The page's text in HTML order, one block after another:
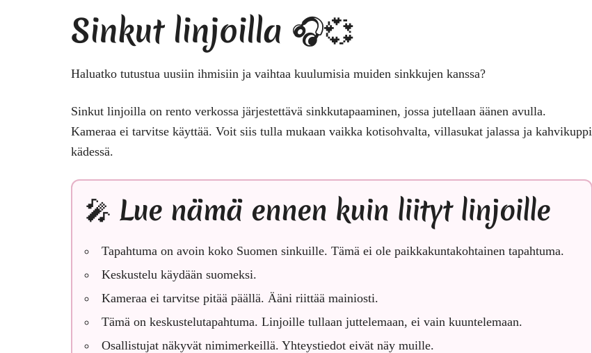
Sinkut linjoilla 🎧💞
Haluatko tutustua uusiin ihmisiin ja vaihtaa kuulumisia muiden sinkkujen kanssa?
Sinkut linjoilla on rento verkossa järjestettävä sinkkutapaaminen, jossa jutellaan äänen avulla.
Kameraa ei tarvitse käyttää. Voit siis tulla mukaan vaikka kotisohvalta, villasukat jalassa ja kahvikuppi
kädessä.
🎤 Lue nämä ennen kuin liityt linjoille
Tapahtuma on avoin koko Suomen sinkuille. Tämä ei ole paikkakuntakohtainen tapahtuma.
Keskustelu käydään suomeksi.
Kameraa ei tarvitse pitää päällä. Ääni riittää mainiosti.
Tämä on keskustelutapahtuma. Linjoille tullaan juttelemaan, ei vain kuuntelemaan.
Osallistujat näkyvät nimimerkeillä. Yhteystiedot eivät näy muille.